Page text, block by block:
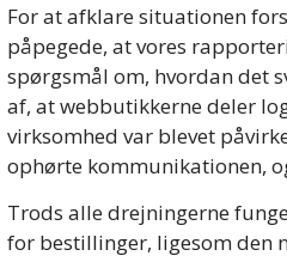
For at afklare situationen
påpegede, at vores
spørgsmål om, hvordan det
af, at webbutikkerne deler
virksomhed var blevet
ophørte kommunikationen,
Trods alle drejningerne
for bestillinger, ligesom den